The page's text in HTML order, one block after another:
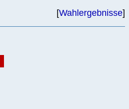
[Wahlergebnisse]